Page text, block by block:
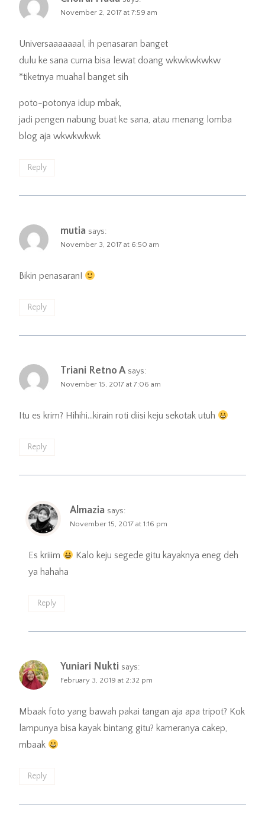
November 2, 2017 at 7:59 am
Universaaaaaaal, ih penasaran banget
dulu ke sana cuma bisa lewat doang wkwkwkwkw
*tiketnya muahal banget sih
poto-potonya idup mbak,
jadi pengen nabung buat ke sana, atau menang lomba
blog aja wkwkwkwk
Reply
mutia says:
November 3, 2017 at 6:50 am
Bikin penasaran!
Reply
Triani Retno A says:
November 15, 2017 at 7:06 am
Itu es krim? Hihihi…kirain roti diisi keju sekotak utuh
Reply
Almazia says:
November 15, 2017 at 1:16 pm
Es kriiim
Kalo keju segede gitu kayaknya eneg deh
ya hahaha
Reply
Yuniari Nukti says:
February 3, 2019 at 2:32 pm
Mbaak foto yang bawah pakai tangan aja apa tripot? Kok
lampunya bisa kayak bintang gitu? kameranya cakep,
mbaak
Reply